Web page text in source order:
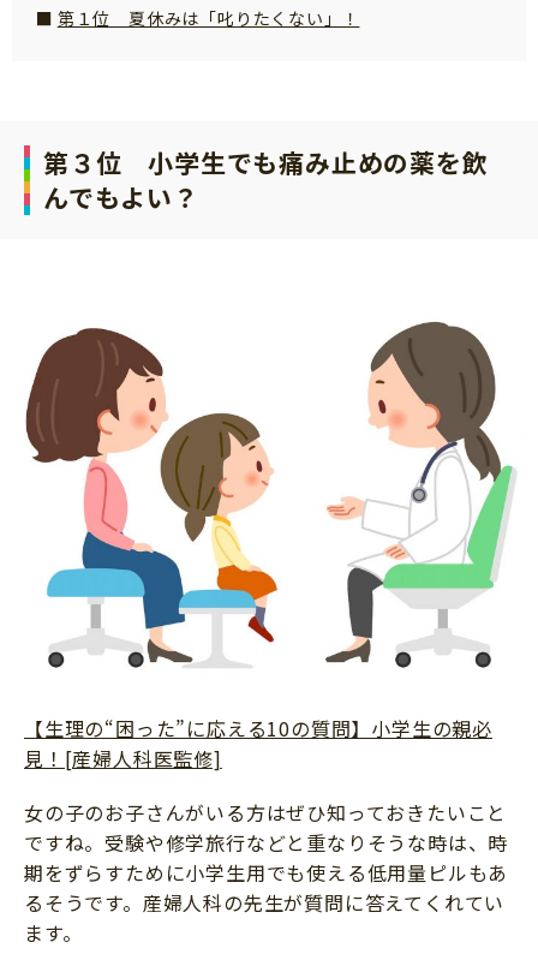
「こそだてまっぷ」とは
第１位 夏休みは「叱りたくない」！
第３位 小学生でも痛み止めの薬を飲
んでもよい？
【生理の“困った”に応える10の質問】小学生の親必
見！[産婦人科医監修]
女の子のお子さんがいる方はぜひ知っておきたいこと
ですね。受験や修学旅行などと重なりそうな時は、時
期をずらすために小学生用でも使える低用量ピルもあ
るそうです。産婦人科の先生が質問に答えてくれてい
ます。